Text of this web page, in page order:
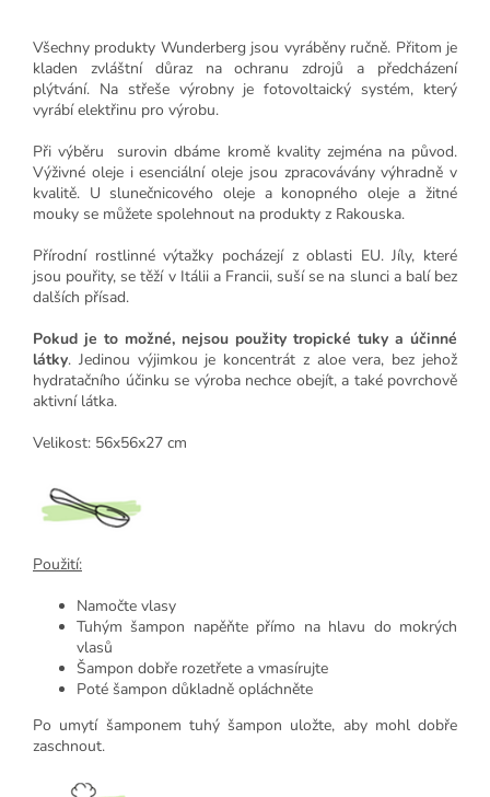
Všechny produkty Wunderberg jsou vyráběny ručně. Přitom je
kladen zvláštní důraz na ochranu zdrojů a předcházení
plýtvání. Na střeše výrobny je fotovoltaický systém, který
vyrábí elektřinu pro výrobu.
Při výběru surovin dbáme kromě kvality zejména na původ.
Výživné oleje i esenciální oleje jsou zpracovávány výhradně v
kvalitě. U slunečnicového oleje a konopného oleje a žitné
mouky se můžete spolehnout na produkty z Rakouska.
Přírodní rostlinné výtažky pocházejí z oblasti EU. Jíly, které
jsou pouřity, se těží v Itálii a Francii, suší se na slunci a balí bez
dalších přísad.
Pokud je to možné, nejsou použity tropické tuky a účinné
látky. Jedinou výjimkou je koncentrát z aloe vera, bez jehož
hydratačního účinku se výroba nechce obejít, a také povrchově
aktivní látka.
Velikost: 56x56x27 cm
Použití:
Namočte vlasy
Tuhým šampon napěňte přímo na hlavu do mokrých
vlasů
Šampon dobře rozetřete a vmasírujte
Poté šampon důkladně opláchněte
Po umytí šamponem tuhý šampon uložte, aby mohl dobře
zaschnout.